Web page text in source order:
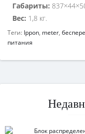
Габариты:
Вес: 1,8 кг.
Теги: Ippon, meter,
питания